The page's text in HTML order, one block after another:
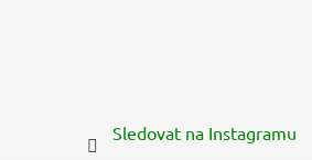
Sledovat na Instagramu